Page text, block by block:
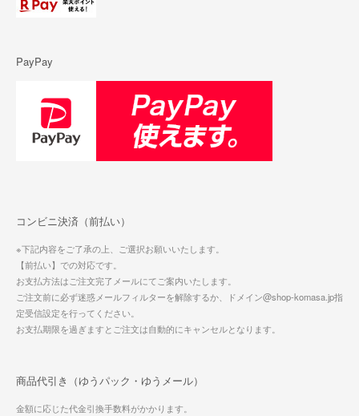
PayPay
コンビニ決済（前払い）
※下記内容をご了承の上、ご選択お願いいたします。
【前払い】での対応です。
お支払方法はご注文完了メールにてご案内いたします。
ご注文前に必ず迷惑メールフィルターを解除するか、ドメイン@shop-komasa.jp指
定受信設定を行ってください。
お支払期限を過ぎますとご注文は自動的にキャンセルとなります。
商品代引き（ゆうパック・ゆうメール）
金額に応じた代金引換手数料がかかります。